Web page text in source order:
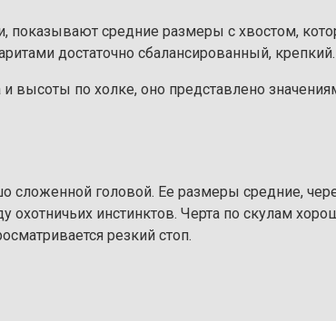
средние размеры с хвостом,
достаточно сбалансированный,
высоты по холке, оно представлено
сложенной головой. Ее размеры средние,
инстинктов. Черта по скулам
резкий стоп.